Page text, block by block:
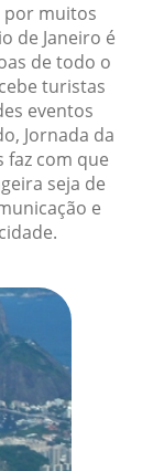
por muitos
de Janeiro é
de todo o
turistas
eventos
Jornada da
faz com que
seja de
e